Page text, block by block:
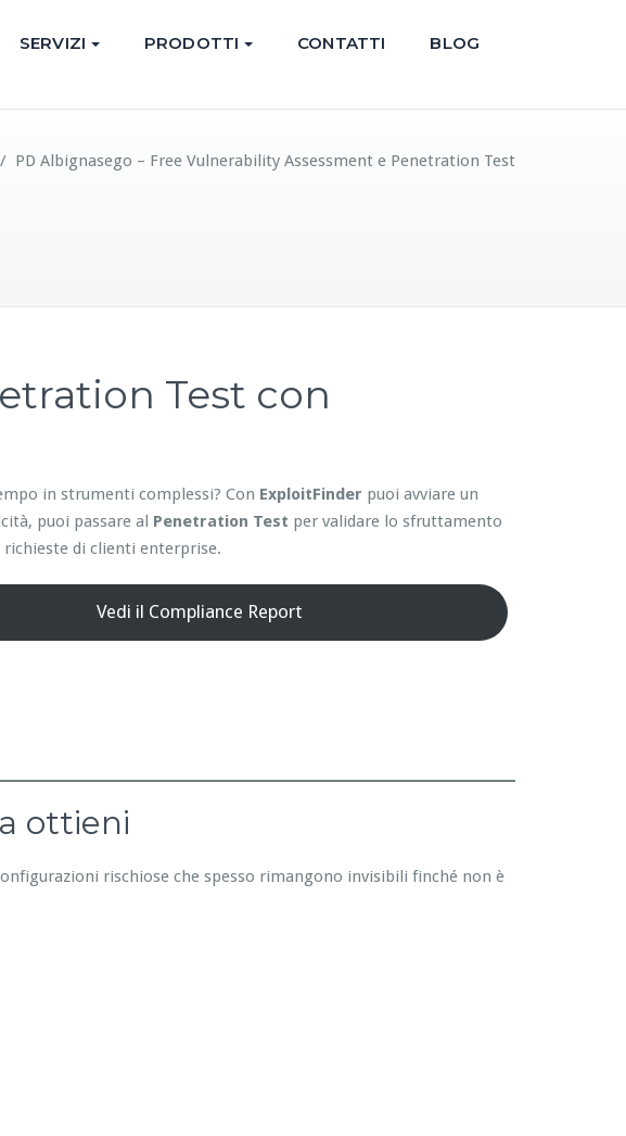
SERVIZI PRODOTTI CONTATTI BLOG
PD Albignasego – Free Vulnerability Assessment e Penetration Test
Test con
in strumenti complessi? Con ExploitFinder puoi avviare un
puoi passare al Penetration Test per validare lo sfruttamento
di clienti enterprise.
Vedi il Compliance Report
ottieni
rischiose che spesso rimangono invisibili finché non è